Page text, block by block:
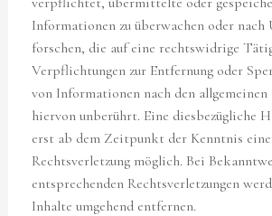
Informationen zu überwachen oder nach
forschen, die auf eine rechtswidrige
Verpflichtungen zur Entfernung oder
von Informationen nach den allgemeinen
hiervon unberührt. Eine diesbezügliche
erst ab dem Zeitpunkt der Kenntnis
Rechtsverletzung möglich. Bei
entsprechenden Rechtsverletzungen
Inhalte umgehend entfernen.